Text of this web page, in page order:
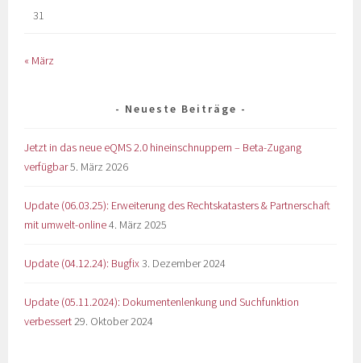
31
« März
Neueste Beiträge
Jetzt in das neue eQMS 2.0 hineinschnuppern – Beta-Zugang
verfügbar5. März 2026
Update (06.03.25): Erweiterung des Rechtskatasters & Partnerschaft
mit umwelt-online4. März 2025
Update (04.12.24): Bugfix3. Dezember 2024
Update (05.11.2024): Dokumentenlenkung und Suchfunktion
verbessert29. Oktober 2024